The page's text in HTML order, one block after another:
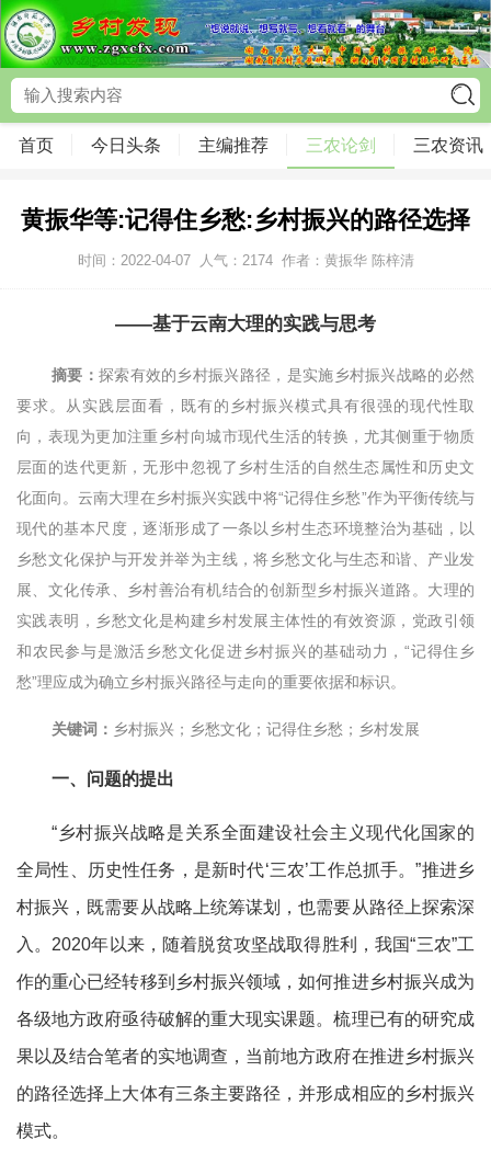
首页 今日头条 主编推荐 三农论剑 三农资讯
黄振华等:记得住乡愁:乡村振兴的路径选择
时间：2022-04-07 人气： 2174 作者：黄振华 陈梓清
——基于云南大理的实践与思考
摘要： 探索有效的乡村振兴路径，是实施乡村振兴战略的必然
要求。从实践层面看，既有的乡村振兴模式具有很强的现代性取
向，表现为更加注重乡村向城市现代生活的转换，尤其侧重于物质
层面的迭代更新，无形中忽视了乡村生活的自然生态属性和历史文
化面向。云南大理在乡村振兴实践中将“记得住乡愁”作为平衡传统与
现代的基本尺度，逐渐形成了一条以乡村生态环境整治为基础，以
乡愁文化保护与开发并举为主线，将乡愁文化与生态和谐、产业发
展、文化传承、乡村善治有机结合的创新型乡村振兴道路。大理的
实践表明，乡愁文化是构建乡村发展主体性的有效资源，党政引领
和农民参与是激活乡愁文化促进乡村振兴的基础动力，“记得住乡
愁”理应成为确立乡村振兴路径与走向的重要依据和标识。
关键词： 乡村振兴；乡愁文化；记得住乡愁；乡村发展
一、问题的提出
“乡村振兴战略是关系全面建设社会主义现代化国家的
全局性、历史性任务，是新时代‘三农’工作总抓手。”推进乡
村振兴，既需要从战略上统筹谋划，也需要从路径上探索深
入。2020年以来，随着脱贫攻坚战取得胜利，我国“三农”工
作的重心已经转移到乡村振兴领域，如何推进乡村振兴成为
各级地方政府亟待破解的重大现实课题。梳理已有的研究成
果以及结合笔者的实地调查，当前地方政府在推进乡村振兴
的路径选择上大体有三条主要路径，并形成相应的乡村振兴
模式。